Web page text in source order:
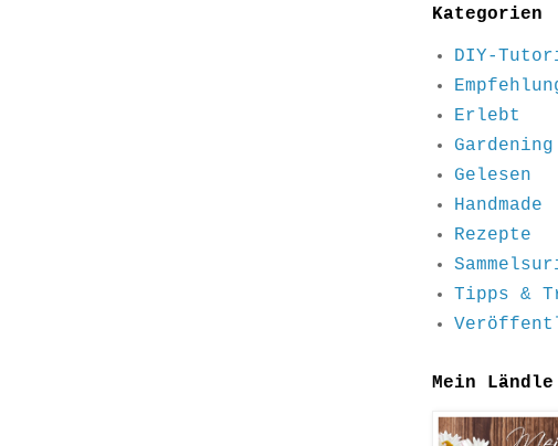
Kategorien
DIY-
Erlebt
Gardening
Gelesen
Handmade
Rezepte
Tipps &
Mein Ländle